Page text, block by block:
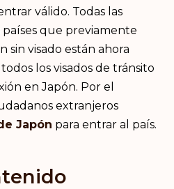
válido. Todas las
países que previamente
sin visado están ahora
los visados de tránsito
en Japón. Por el
extranjeros
Japón para entrar al país.